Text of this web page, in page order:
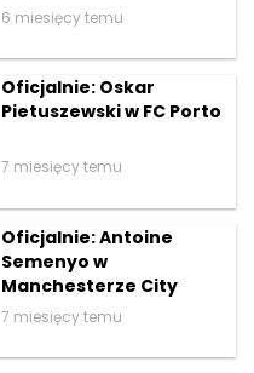
6 miesięcy temu
Oficjalnie: Oskar
Pietuszewski w FC Porto
7 miesięcy temu
Oficjalnie: Antoine
Semenyo w
Manchesterze City
7 miesięcy temu